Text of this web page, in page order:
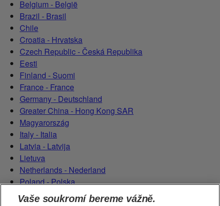
Belgium - België
Brazil - Brasil
Chile
Croatia - Hrvatska
Czech Republic - Česká Republika
Eesti
Finland - Suomi
France - France
Germany - Deutschland
Greater China - Hong Kong SAR
Magyarország
Italy - Italia
Latvia - Latvija
Lietuva
Netherlands - Nederland
Poland - Polska
România
Vaše soukromí bereme vážně.